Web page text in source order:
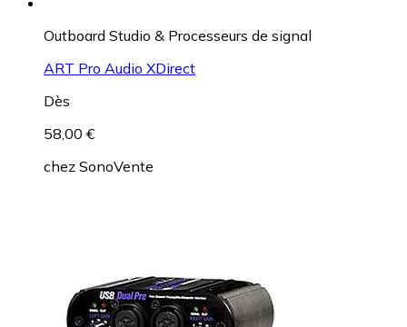
Outboard Studio & Processeurs de signal
ART Pro Audio XDirect
Dès
58,00 €
chez SonoVente